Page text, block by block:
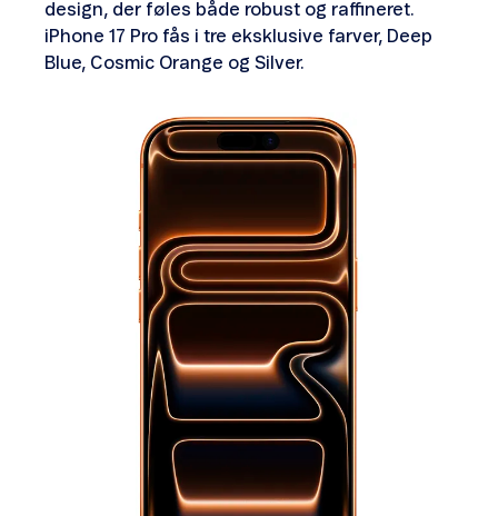
design, der føles både robust og raffineret.
iPhone 17 Pro fås i tre eksklusive farver, Deep
Blue, Cosmic Orange og Silver.